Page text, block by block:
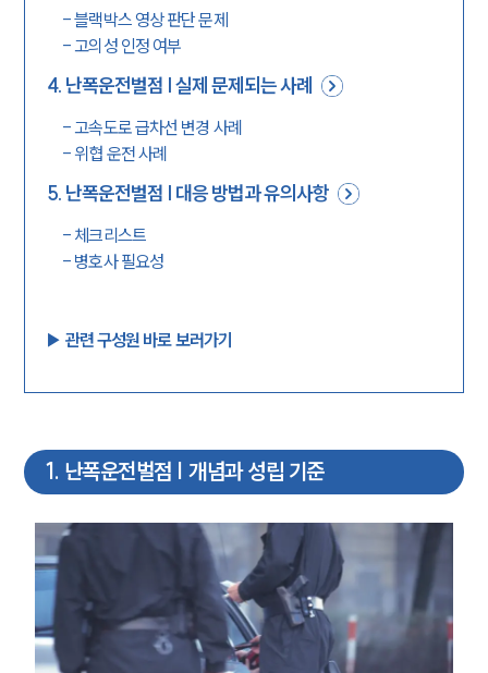
-블랙박스 영상 판단 문제
-고의성 인정 여부
4. 난폭운전벌점 | 실제 문제되는 사례
-고속도로 급차선 변경 사례
- 위협 운전 사례
5. 난폭운전벌점 | 대응 방법과 유의사항
- 체크리스트
- 병호사 필요성
▶︎ 관련 구성원 바로 보러가기
1 . 난폭운전벌점 | 개념과 성립 기준